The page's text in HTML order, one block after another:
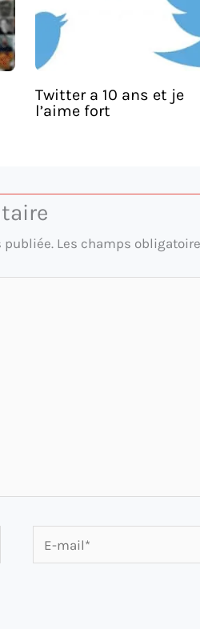
Twitter a 10 ans et je
l’aime fort
publiée. Les champs
mail*